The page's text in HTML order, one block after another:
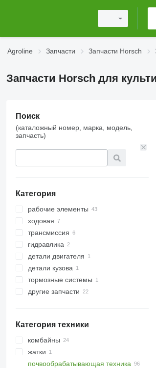
Agroline Запчасти Запчасти Horsch
Запчасти Horsch для
Поиск
(каталожный номер, марка, модель,
запчасть)
Категория
рабочие элементы
диски
лапы культиватора
груди отвала
стойки
звездочки
зубья бороны
лемеха
другие рабочие элементы
ходовая
оси
рулевые тяги
сальники ступицы
другие запчасти к ходовой
трансмиссия
шайбы опорные
роликовые подшипники
другие запчасти трансмиссии
гидравлика
гидроцилиндры
детали двигателя
гильзы цилиндра
детали кузова
крылья
тормозные системы
главные тормозные краны
другие запчасти
Категория техники
комбайны
жатки
жатки кукурузные
почвообрабатывающая техника